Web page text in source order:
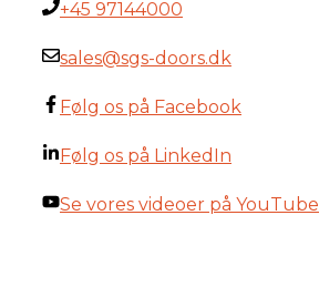
+45 97144000
sales@sgs-doors.dk
Følg os på Facebook
Følg os på LinkedIn
Se vores videoer på YouTube